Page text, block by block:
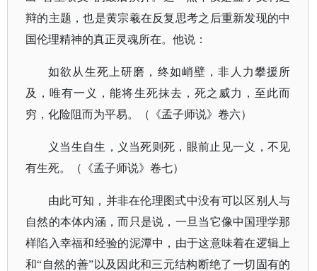
辩的主题，也是黄宗羲在反复思考之后重新发现的中
国伦理精神的真正灵魂所在。他说：
如欲从生死上研磨，终如峭壁，非人力攀援所
及，唯有一义，能将生死抹去，死之威力，至此而
穷，化险阻而为平易。（《孟子师说》卷六）
义当生自生，义当死则死，眼前止见一义，不见
有生死。（《孟子师说》卷七）
由此可知，并非在伦理图式中没有可以区别人与
自然的本体内涵，而只是说，一旦当它像中国理学那
样陷入幸福和经验的泥潭中，由于这意味着在逻辑上
和“自然的善”以及因此和三元结构断绝了一切固有的